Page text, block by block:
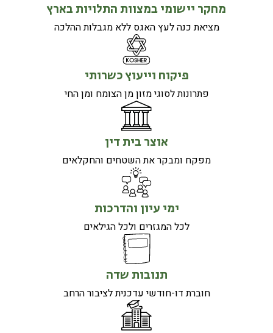
מחקר יישומי במצוות התלויות בארץ
מציאת כנה לעץ האגס ללא מגבלות ההלכה
פיקוח וייעוץ כשרותי
פתרונות לסוגי מזון מן הצומח ומן החי
אוצר בית דין
מפקח ומבקר את השטחים והחקלאים
ימי עיון והדרכות
לכל המגזרים ולכל הגילאים
תנובות שדה
חוברת דו-חודשי עדכנית לציבור הרחב